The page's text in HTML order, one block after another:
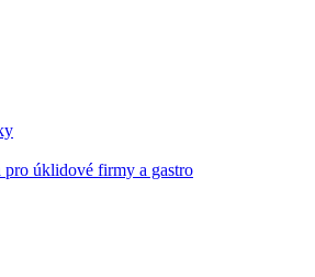
pro úklidové firmy a gastro